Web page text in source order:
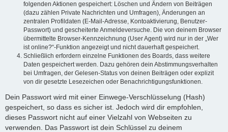
folgenden Aktionen gespeichert: Löschen und Ändern von Beiträgen
(dazu zählen Private Nachrichten und Umfragen), Änderungen an
zentralen Profildaten (E-Mail-Adresse, Kontoaktivierung, Benutzer-
Passwort) und gescheiterte Anmeldeversuche. Die von deinem Browser
übermittelte Browser-Kennzeichnung (User Agent) wird nur in der „Wer
ist online?“-Funktion angezeigt und nicht dauerhaft gespeichert.
Schließlich erfordern einzelne Funktionen des Boards, dass weitere
Daten gespeichert werden. Dazu gehören dein Abstimmungsverhalten
bei Umfragen, der Gelesen-Status von deinen Beiträgen oder explizit
von dir gesetzte Lesezeichen oder Benachrichtigungsfunktionen.
Dein Passwort wird mit einer Einwege-Verschlüsselung (Hash)
gespeichert, so dass es sicher ist. Jedoch wird dir empfohlen,
dieses Passwort nicht auf einer Vielzahl von Webseiten zu
verwenden. Das Passwort ist dein Schlüssel zu deinem